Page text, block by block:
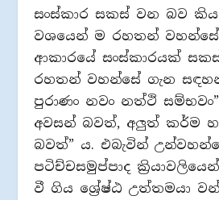
සංස්කාර සකස් වන බව
වශයෙන් ම රහතන්
ආකාරයේ සංස්කාරයක්
රහතන් වහන්සේ ගැන
පුරාණං නවං නත්ථි
අවසන් බවත්, අලු‍ත් කර්ම
බවත්” ය. එබැවින්
පටිච්චසමුප්පාද
වී ගිය ශ්‍රේෂ්ඨ උත්තමයා